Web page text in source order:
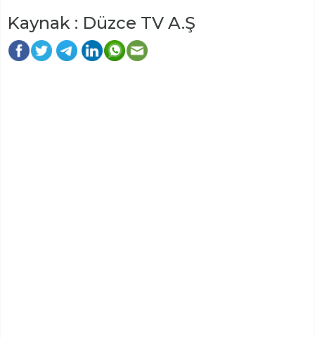
Kaynak : Düzce TV A.Ş